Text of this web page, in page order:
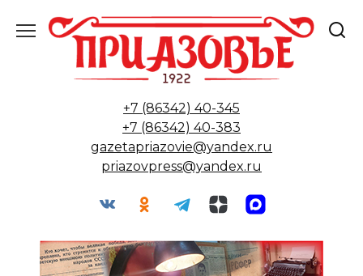
содержанию
+7 (86342) 40-345
+7 (86342) 40-383
gazetapriazovie@yandex.ru
priazovpress@yandex.ru